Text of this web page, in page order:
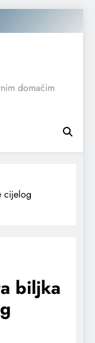
domaćim
cijelog
biljka